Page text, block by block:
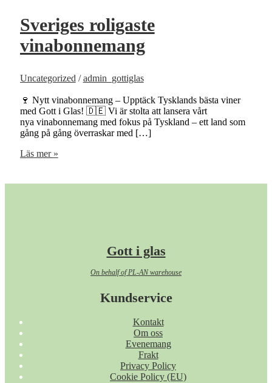
Sveriges roligaste
vinabonnemang
Uncategorized /admin_gottiglas
🍷 Nytt vinabonnemang – Upptäck Tysklands bästa viner
med Gott i Glas! 🇩🇪 Vi är stolta att lansera vårt
nya vinabonnemang med fokus på Tyskland – ett land som
gång på gång överraskar med […]
Sveriges
Läs mer »
Gott i glas
On behalf of PL-AN warehouse
Kundservice
Kontakt
Om oss
Evenemang
Frakt
Privacy Policy
Cookie Policy (EU)